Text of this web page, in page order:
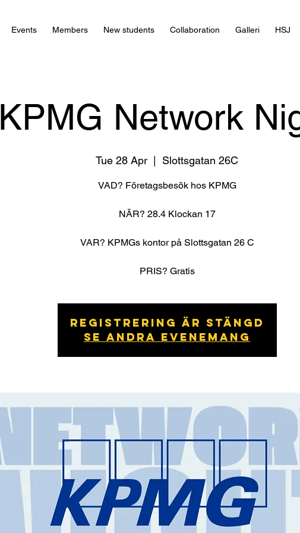
Events Members New students Collaboration Galleri HSJ
KPMG Network
Tue 28 Apr Slottsgatan 26C
VAD? Företagsbesök hos KPMG
NÄR? 28.4 Klockan 17
VAR? KPMGs kontor på Slottsgatan 26 C
PRIS? Gratis
Registrering är stängd
Se andra evenemang